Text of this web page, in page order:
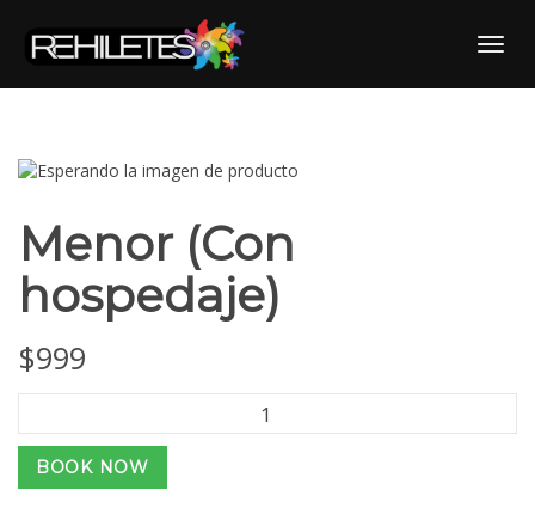
content
Menor (Con
hospedaje)
$999
(Con
hospedaje)
cantidad
BOOK NOW